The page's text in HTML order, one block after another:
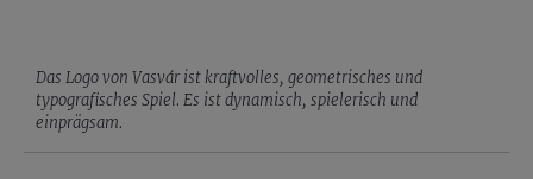
Das Logo von Vasvár ist kraftvolles, geometrisches und
typografisches Spiel. Es ist dynamisch, spielerisch und
einprägsam.